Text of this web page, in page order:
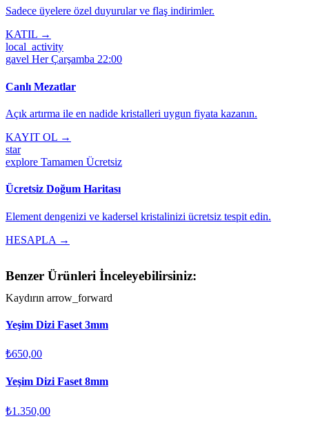
Sadece üyelere özel duyurular ve flaş indirimler.
KATIL →
local_activity
gavel Her Çarşamba 22:00
Canlı Mezatlar
Açık artırma ile en nadide kristalleri uygun fiyata kazanın.
KAYIT OL →
star
explore Tamamen Ücretsiz
Ücretsiz Doğum Haritası
Element dengenizi ve kadersel kristalinizi ücretsiz tespit edin.
HESAPLA →
Benzer Ürünleri İnceleyebilirsiniz:
Kaydırın arrow_forward
Yeşim Dizi Faset 3mm
₺650,00
Yeşim Dizi Faset 8mm
₺1.350,00